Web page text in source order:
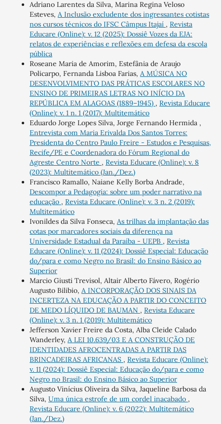
Adriano Larentes da Silva, Marina Regina Veloso
Esteves, A Inclusão excludente dos ingressantes cotistas
nos cursos técnicos do IFSC Câmpus Itajaí , Revista
Educare (Online): v. 12 (2025): Dossiê Vozes da EJA:
relatos de experiências e reflexões em defesa da escola
pública
Roseane Maria de Amorim, Estefânia de Araujo
Policarpo, Fernanda Lisboa Farias, A MÚSICA NO
DESENVOLVIMENTO DAS PRÁTICAS ESCOLARES NO
ENSINO DE PRIMEIRAS LETRAS NO INÍCIO DA
REPÚBLICA EM ALAGOAS (1889–1945) , Revista Educare
(Online): v. 1 n. 1 (2017): Multitemático
Eduardo Jorge Lopes Silva, Jorge Fernando Hermida ,
Entrevista com Maria Erivalda Dos Santos Torres:
Presidenta do Centro Paulo Freire - Estudos e Pesquisas,
Recife/PE e Coordenadora do Fórum Regional do
Agreste Centro Norte , Revista Educare (Online): v. 8
(2023): Multitemático (Jan./Dez.)
Francisco Ramallo, Naiane Kelly Borba Andrade,
Descompor a Pedagogia: sobre um poder narrativo na
educação , Revista Educare (Online): v. 3 n. 2 (2019):
Multitemático
Ivonildes da Silva Fonseca, As trilhas da implantação das
cotas por marcadores sociais da diferença na
Universidade Estadual da Paraíba - UEPB , Revista
Educare (Online): v. 11 (2024): Dossiê Especial: Educação
do/para e como Negro no Brasil: do Ensino Básico ao
Superior
Marcio Giusti Trevisol, Altair Alberto Fávero, Rogério
Augusto Bilibio, A INCORPORAÇÃO DOS SINAIS DA
INCERTEZA NA EDUCAÇÃO A PARTIR DO CONCEITO
DE MEDO LÍQUIDO DE BAUMAN , Revista Educare
(Online): v. 3 n. 1 (2019): Multitemático
Jefferson Xavier Freire da Costa, Alba Cleide Calado
Wanderley, A LEI 10.639/03 E A CONSTRUÇÃO DE
IDENTIDADES AFROCENTRADAS A PARTIR DAS
BRINCADEIRAS AFRICANAS , Revista Educare (Online):
v. 11 (2024): Dossiê Especial: Educação do/para e como
Negro no Brasil: do Ensino Básico ao Superior
Augusto Vinícius Oliveira da Silva, Jaqueline Barbosa da
Silva, Uma única estrofe de um cordel inacabado ,
Revista Educare (Online): v. 6 (2022): Multitemático
(Jan./Dez.)